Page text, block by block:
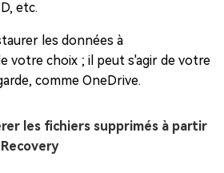
etc.
les données à
votre choix ; il peut s'agir de votre
comme OneDrive.
les fichiers supprimés à partir